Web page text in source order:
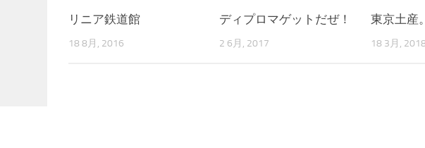
リニア鉄道館
18 8月, 2016
ディプロマゲットだぜ！
2 6月, 2017
東京土産
18 3月,